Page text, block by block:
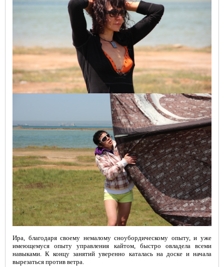
Ира, благодаря своему немалому сноубордическому опыту, и уже
имеющемуся опыту управления кайтом, быстро овладела всеми
навыками. К концу занятий уверенно каталась на доске и начала
вырезаться против ветра.